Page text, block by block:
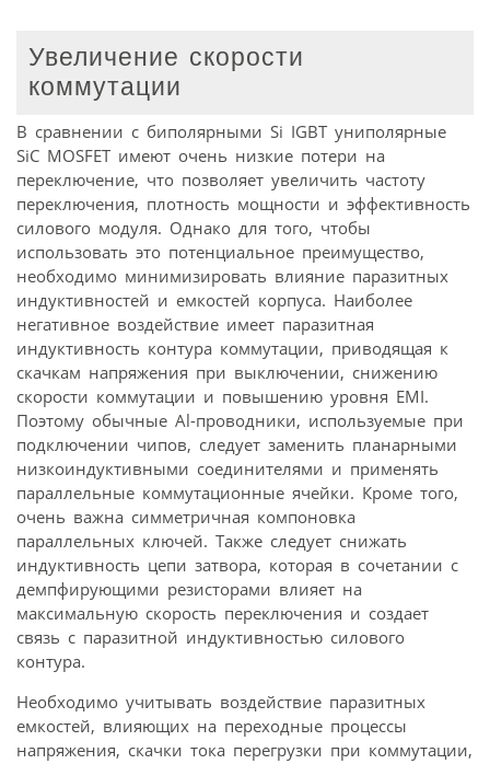
Увеличение скорости
коммутации
В сравнении с биполярными Si IGBT униполярные
SiC MOSFET имеют очень низкие потери на
переключение, что позволяет увеличить частоту
переключения, плотность мощности и эффективность
силового модуля. Однако для того, чтобы
использовать это потенциальное преимущество,
необходимо минимизировать влияние паразитных
индуктивностей и емкостей корпуса. Наиболее
негативное воздействие имеет паразитная
индуктивность контура коммутации, приводящая к
скачкам напряжения при выключении, снижению
скорости коммутации и повышению уровня EMI.
Поэтому обычные Al-проводники, используемые при
подключении чипов, следует заменить планарными
низкоиндуктивными соединителями и применять
параллельные коммутационные ячейки. Кроме того,
очень важна симметричная компоновка
параллельных ключей. Также следует снижать
индуктивность цепи затвора, которая в сочетании с
демпфирующими резисторами влияет на
максимальную скорость переключения и создает
связь с паразитной индуктивностью силового
контура.
Необходимо учитывать воздействие паразитных
емкостей, влияющих на переходные процессы
напряжения, скачки тока перегрузки при коммутации,